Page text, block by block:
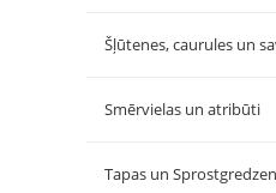
Šļūtenes, caurules un
Smērvielas un atribūti
Tapas un